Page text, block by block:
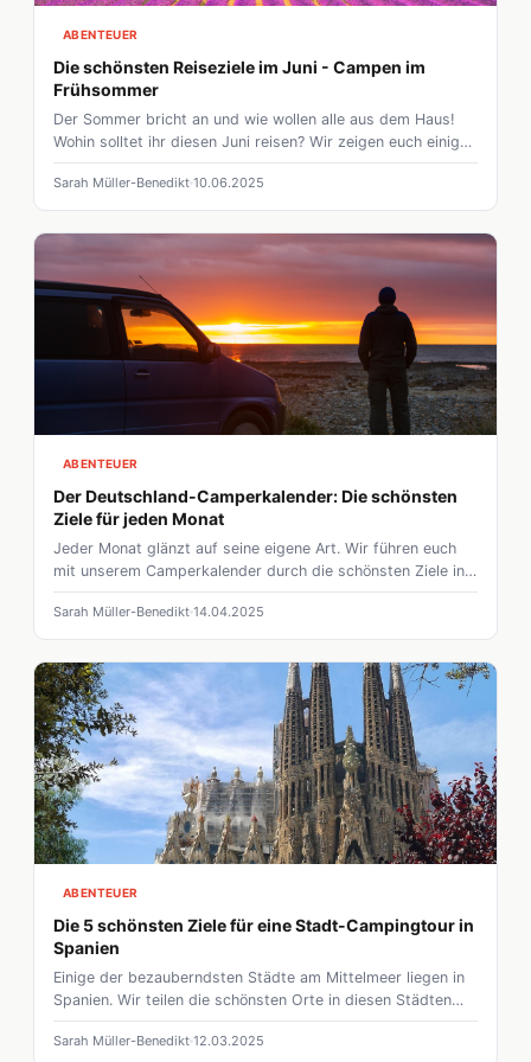
ABENTEUER
Die schönsten Reiseziele im Juni - Campen im
Frühsommer
Der Sommer bricht an und wie wollen alle aus dem Haus!
Wohin solltet ihr diesen Juni reisen? Wir zeigen euch einige
der schönsten Ziele mit dem Wohnmobil für den
Frühsommer!
Sarah Müller-Benedikt 10.06.2025
ABENTEUER
Der Deutschland-Camperkalender: Die schönsten
Ziele für jeden Monat
Jeder Monat glänzt auf seine eigene Art. Wir führen euch
mit unserem Camperkalender durch die schönsten Ziele in
Deutschland!
Sarah Müller-Benedikt 14.04.2025
ABENTEUER
Die 5 schönsten Ziele für eine Stadt-Campingtour in
Spanien
Einige der bezauberndsten Städte am Mittelmeer liegen in
Spanien. Wir teilen die schönsten Orte in diesen Städten
mit euch!
Sarah Müller-Benedikt 12.03.2025